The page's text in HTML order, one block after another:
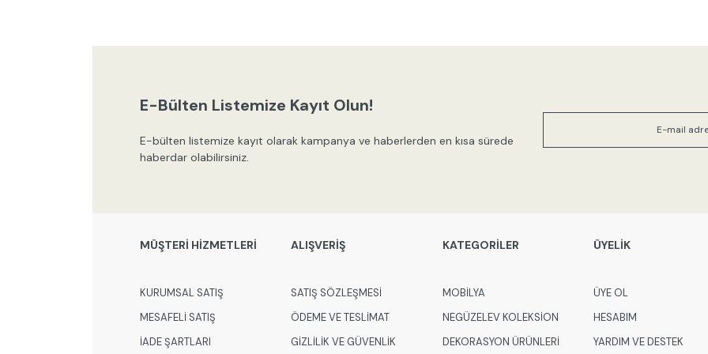
Ürün fiyatı diğer sitelerden daha
E-Bülten Listemize Kayıt Olun!
E-bülten listemize kayıt olarak kampanya ve haberlerden en kısa sürede
haberdar olabilirsiniz.
MÜŞTERİ HİZMETLERİ
KURUMSAL SATIŞ
MESAFELİ SATIŞ
İADE ŞARTLARI
ALIŞVERİŞ
SATIŞ SÖZLEŞMESİ
ÖDEME VE TESLİMAT
GİZLİLİK VE GÜVENLİK
KATEGORİLER
MOBİLYA
NEGÜZELEV KOLEKSİON
DEKORASYON ÜRÜNLERİ
ÜYELİK
ÜYE OL
HESABIM
YARDIM VE DESTEK